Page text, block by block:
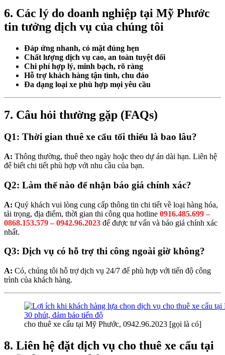
6. Các lý do doanh nghiệp tại Mỹ Phước
tin tưởng dịch vụ của chúng tôi
Đáp ứng nhanh, có mặt đúng hẹn
Chất lượng dịch vụ cao, an toàn tuyệt đối
Chi phí hợp lý, minh bạch, rõ ràng
Hỗ trợ khách hàng tận tình, chu đáo
Đa dạng loại xe phù hợp mọi yêu cầu
7. Câu hỏi thường gặp (FAQs)
Q1: Thời gian thuê xe cẩu tối thiểu là bao lâu?
A: Thông thường, thuê theo ngày hoặc theo dự án dài hạn. Liên hệ
để biết chi tiết phù hợp với nhu cầu của bạn.
Q2: Làm thế nào để nhận báo giá chính xác?
A: Quý khách vui lòng cung cấp thông tin chi tiết về loại hàng hóa,
tải trọng, địa điểm, thời gian thi công qua hotline 0916.485.699 –
0868.153.579 – 0942.96.2023 để được tư vấn và báo giá chính xác
nhất.
Q3: Dịch vụ có hỗ trợ thi công ngoài giờ không?
A: Có, chúng tôi hỗ trợ dịch vụ 24/7 để phù hợp với tiến độ công
trình của khách hàng.
cho thuê xe cẩu tại Mỹ Phước, 0942.96.2023 [gọi là có]
8. Liên hệ đặt dịch vụ cho thuê xe cẩu tại